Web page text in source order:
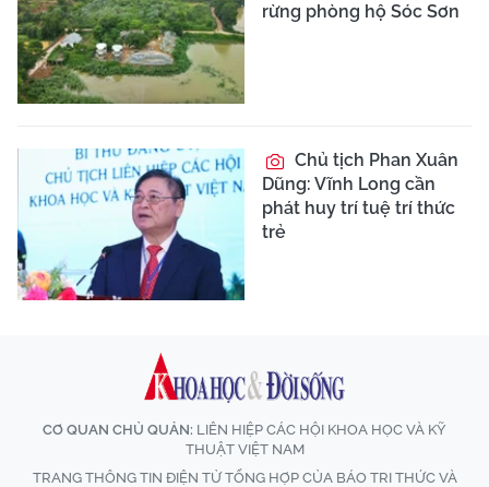
rừng phòng hộ Sóc Sơn
Chủ tịch Phan Xuân
Dũng: Vĩnh Long cần
phát huy trí tuệ trí thức
trẻ
CƠ QUAN CHỦ QUẢN: LIÊN HIỆP CÁC HỘI KHOA HỌC VÀ KỸ
THUẬT VIỆT NAM
TRANG THÔNG TIN ĐIỆN TỬ TỔNG HỢP CỦA BÁO TRI THỨC VÀ